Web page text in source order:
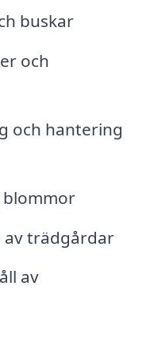
buskar
och
och hantering
blommor
av trädgårdar
av